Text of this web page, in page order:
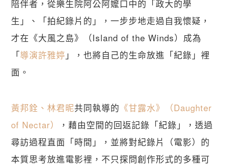
陪伴者，從樂生院阿公阿嬤口中的「政大的學
生」、「拍紀錄片的」，一步步地走過自我懷疑，
才在《大風之島》（Island of the Winds）成為
「導演許雅婷 」，也將自己的生命放進「紀錄」裡
面。
黃邦銓、林君昵共同執導的 《甘露水》（Daughter
of Nectar）
，藉由空間的回返記錄「紀錄」，透過
尋訪過程直面「時間」，並將對紀錄片（電影）的
本質思考放進電影裡，不只探問創作形式的多種可